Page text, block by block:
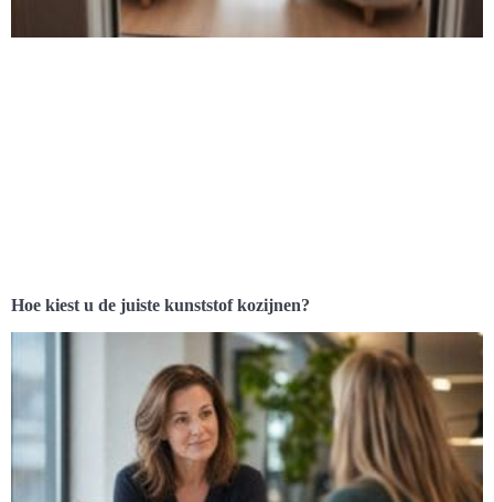
Hoe kiest u de juiste kunststof kozijnen?